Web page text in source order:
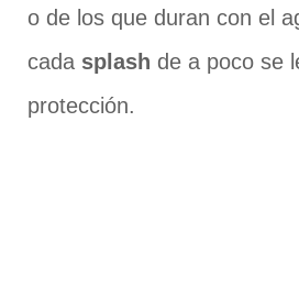
o de los que duran con el
cada splash de a poco se
protección.